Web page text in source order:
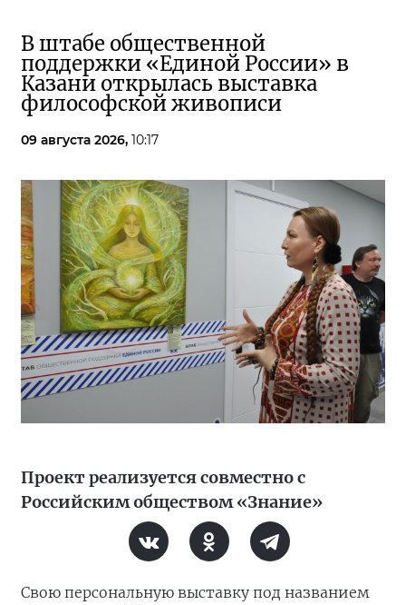
В штабе общественной
поддержки «Единой России» в
Казани открылась выставка
философской живописи
09 августа 2026, 10:17
Проект реализуется совместно с
Российским обществом «Знание»
Свою персональную выставку под названием